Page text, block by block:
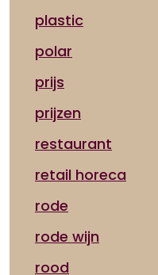
plastic
polar
prijs
prijzen
restaurant
retail horeca
rode
rode wijn
rood